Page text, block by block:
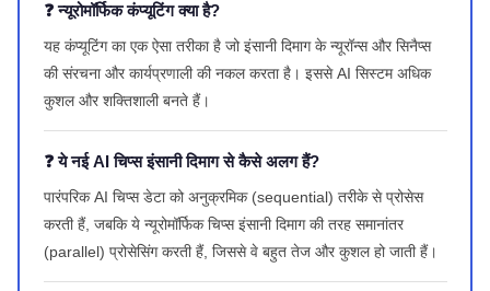
❓ न्यूरोमॉर्फिक कंप्यूटिंग क्या है?
यह कंप्यूटिंग का एक ऐसा तरीका है जो इंसानी दिमाग के न्यूरॉन्स और सिनैप्स
की संरचना और कार्यप्रणाली की नकल करता है। इससे AI सिस्टम अधिक
कुशल और शक्तिशाली बनते हैं।
❓ ये नई AI चिप्स इंसानी दिमाग से कैसे अलग हैं?
पारंपरिक AI चिप्स डेटा को अनुक्रमिक (sequential) तरीके से प्रोसेस
करती हैं, जबकि ये न्यूरोमॉर्फिक चिप्स इंसानी दिमाग की तरह समानांतर
(parallel) प्रोसेसिंग करती हैं, जिससे वे बहुत तेज और कुशल हो जाती हैं।